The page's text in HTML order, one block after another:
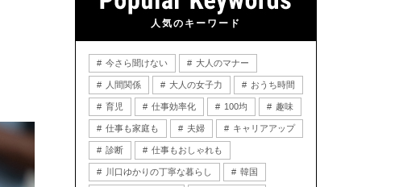
人気のキーワード
今さら聞けない 大人のマナー
人間関係 大人の女子力 おうち時間
育児 仕事効率化 100均 趣味
仕事も家庭も 夫婦 キャリアアップ
診断 仕事もおしゃれも
川口ゆかりの丁寧な暮らし 韓国